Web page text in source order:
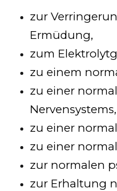
zur
Ermüdung,
zum
zu einem
zu einer
Nervensystems,
zu einer
zu einer
zur normalen
zur Erhaltung